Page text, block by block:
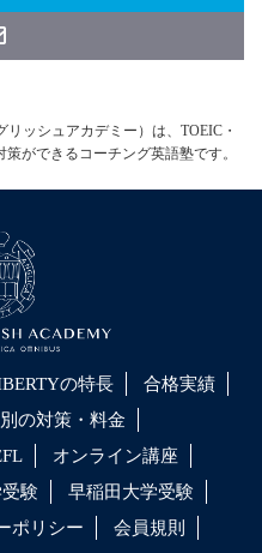
リッシュアカデミー）は、TOEIC・
ができるコーチング英語塾です。
の特長
合格実績
の対策・料金
オンライン講座
験
早稲田大学受験
ポリシー 会員規則